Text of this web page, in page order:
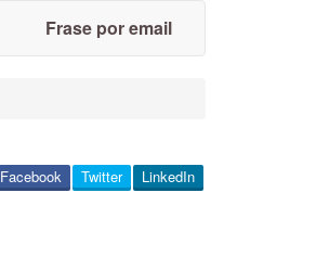
Frase por email
LinkedIn
Twitter
Facebook